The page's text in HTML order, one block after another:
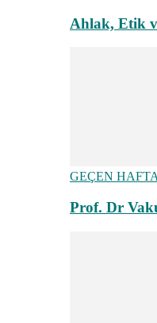
Ahlak, Etik
GEÇEN
Prof. Dr